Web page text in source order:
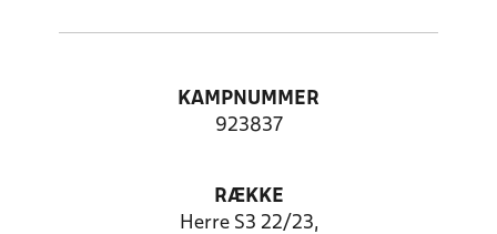
KAMPNUMMER
923837
RÆKKE
Herre S3 22/23,